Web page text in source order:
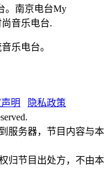
。南京电台My
音乐电台.
乐电台。
明
隐私政策
服务器，节目内容与本
归节目出处方，不由本